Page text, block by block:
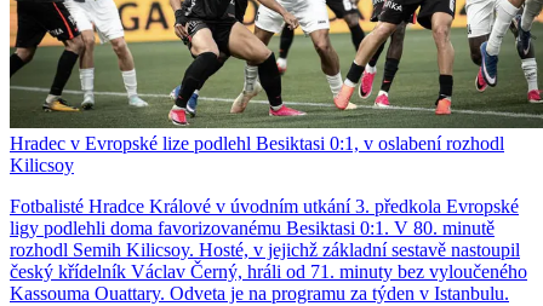
Hradec v Evropské lize podlehl Besiktasi 0:1, v oslabení rozhodl
Kilicsoy
Fotbalisté Hradce Králové v úvodním utkání 3. předkola Evropské
ligy podlehli doma favorizovanému Besiktasi 0:1. V 80. minutě
rozhodl Semih Kilicsoy. Hosté, v jejichž základní sestavě nastoupil
český křídelník Václav Černý, hráli od 71. minuty bez vyloučeného
Kassouma Ouattary. Odveta je na programu za týden v Istanbulu.